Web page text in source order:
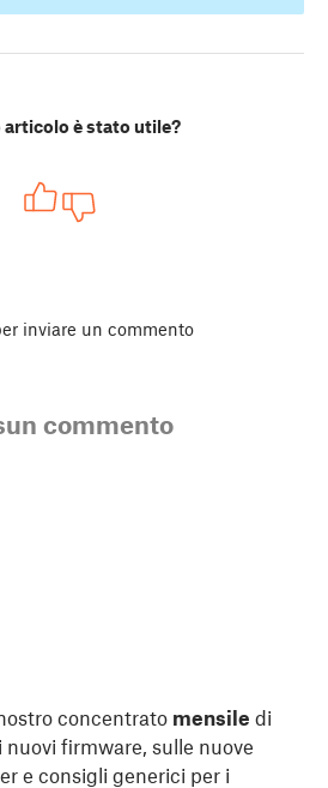
articolo è stato utile?
inviare un commento
commento
concentrato mensile di
firmware, sulle nuove
e consigli generici per i